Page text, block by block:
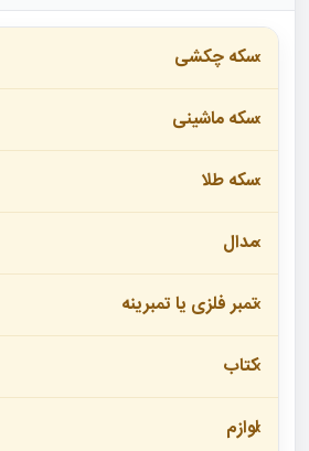
سکه چکشی
سکه ماشینی
سکه طلا
مدال
تمبر فلزی یا تمبرینه
کتاب
لوازم